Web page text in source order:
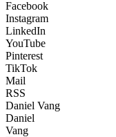
Facebook
Instagram
LinkedIn
YouTube
Pinterest
TikTok
Mail
RSS
Daniel Vang
Daniel
Vang